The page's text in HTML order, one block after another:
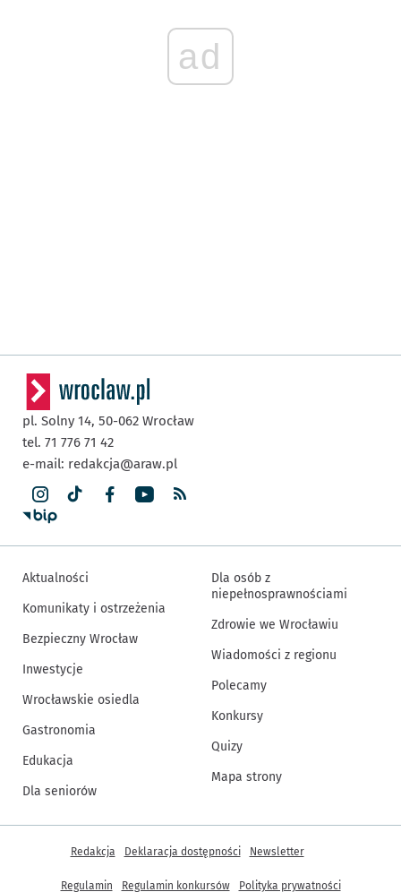
ad
pl. Solny 14, 50-062 Wrocław
tel. 71 776 71 42
e-mail: redakcja@araw.pl
Aktualności
Komunikaty i ostrzeżenia
Bezpieczny Wrocław
Inwestycje
Wrocławskie osiedla
Gastronomia
Edukacja
Dla seniorów
Dla osób z
niepełnosprawnościami
Zdrowie we Wrocławiu
Wiadomości z regionu
Polecamy
Konkursy
Quizy
Mapa strony
Inne informacje
Redakcja Deklaracja dostępności Newsletter
Regulamin Regulamin konkursów Polityka prywatności